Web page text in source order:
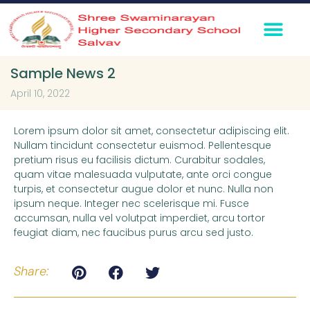
Sample News 2
April 10, 2022
Lorem ipsum dolor sit amet, consectetur adipiscing elit.
Nullam tincidunt consectetur euismod. Pellentesque
pretium risus eu facilisis dictum. Curabitur sodales,
quam vitae malesuada vulputate, ante orci congue
turpis, et consectetur augue dolor et nunc. Nulla non
ipsum neque. Integer nec scelerisque mi. Fusce
accumsan, nulla vel volutpat imperdiet, arcu tortor
feugiat diam, nec faucibus purus arcu sed justo.
Share: